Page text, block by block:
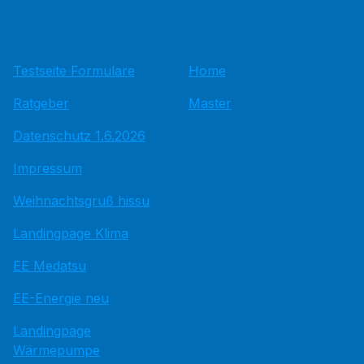
Testseite Formulare
Ratgeber
Datenschutz 1.6.2026
Impressum
Weihnachtsgruß hissu
Landingpage Klima
EE Medatsu
EE-Energie neu
Landingpage
Wärmepumpe
Home
Master